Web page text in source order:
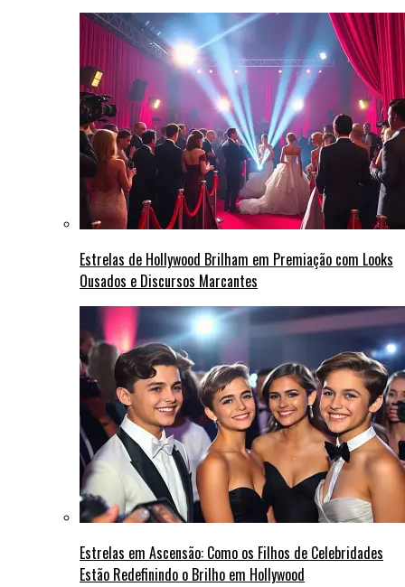
Estrelas de Hollywood Brilham em Premiação com Looks
Ousados e Discursos Marcantes
Estrelas em Ascensão: Como os Filhos de Celebridades
Estão Redefinindo o Brilho em Hollywood